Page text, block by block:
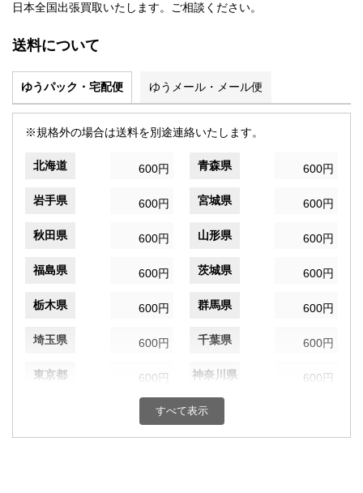
日本全国出張買取いたします。ご相談ください。
送料について
ゆうパック・宅配便 ゆうメール・メール便
※規格外の場合は送料を別途連絡いたします。
北海道 600円 青森県 600円
岩手県 600円 宮城県 600円
秋田県 600円 山形県 600円
福島県 600円 茨城県 600円
栃木県 600円 群馬県 600円
埼玉県 600円 千葉県 600円
東京都 600円 神奈川県 600円
600円 富山県
すべて表示